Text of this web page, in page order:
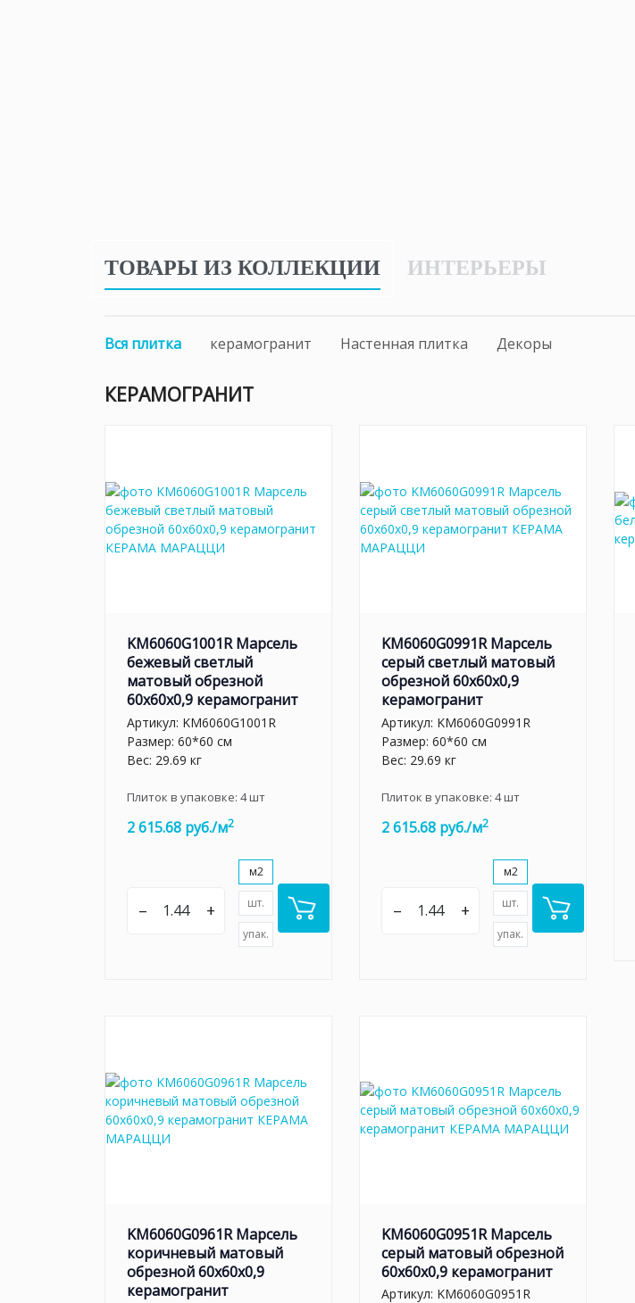
ТОВАРЫ ИЗ КОЛЛЕКЦИИ ИНТЕРЬЕРЫ
Вся плитка керамогранит Настенная плитка Декоры
КЕРАМОГРАНИТ
KM6060G1001R Марсель
бежевый светлый
матовый обрезной
60x60x0,9 керамогранит
Артикул: KM6060G1001R
Размер: 60*60 см
Вес: 29.69 кг
Плиток в упаковке: 4шт
2 615.68 руб./м2
– +
м2
шт.
упак.
KM6060G0991R Марсель
серый светлый матовый
обрезной 60x60x0,9
керамогранит
Артикул: KM6060G0991R
Размер: 60*60 см
Вес: 29.69 кг
Плиток в упаковке: 4шт
2 615.68 руб./м2
– +
м2
шт.
упак.
KM6060G0961R Марсель
коричневый матовый
обрезной 60x60x0,9
керамогранит
KM6060G0951R Марсель
серый матовый обрезной
60x60x0,9 керамогранит
Артикул: KM6060G0951R